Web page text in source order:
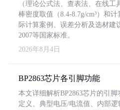
（理论公式法、查表法、在线工
棒密度取值（8.4-8.7g/cm³）和
际计算案例、误差分析及选材建
2007等国家标准。
2026年8月4日
BP2863芯片各引脚功能
本文详细解析BP2863芯片的引
定义、典型电压/电流值、内部